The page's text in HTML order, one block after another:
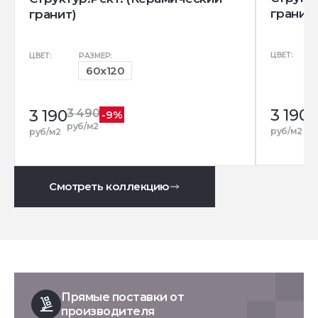
гранит)
ЦВЕТ: РАЗМЕР:
60x120
3 190
руб/м2
3 490
руб/м2
-9%
гранит)
ЦВЕТ:
3 190
руб/м2
Смотреть коллекцию
Прямые поставки от
производителя